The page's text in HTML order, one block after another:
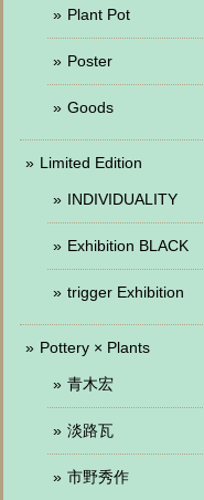
Plant Pot
Poster
Goods
Limited Edition
INDIVIDUALITY
Exhibition BLACK
trigger Exhibition
Pottery × Plants
青木宏
淡路瓦
市野秀作